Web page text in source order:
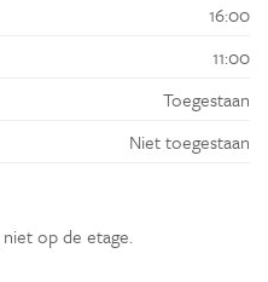
16:00
11:00
Toegestaan
Niet toegestaan
niet op de etage.